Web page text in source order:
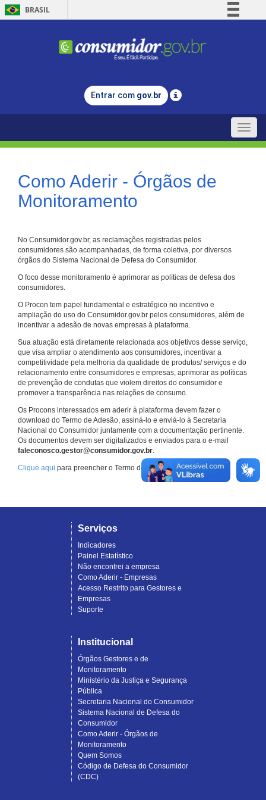
BRASIL
Comunica BR
Legislação
Entrar com gov.br
Toggle
Como Aderir - Órgãos de
Monitoramento
No Consumidor.gov.br, as reclamações registradas pelos
consumidores são acompanhadas, de forma coletiva, por diversos
órgãos do Sistema Nacional de Defesa do Consumidor.
O foco desse monitoramento é aprimorar as políticas de defesa dos
consumidores.
O Procon tem papel fundamental e estratégico no incentivo e
ampliação do uso do Consumidor.gov.br pelos consumidores, além de
incentivar a adesão de novas empresas à plataforma.
Sua atuação está diretamente relacionada aos objetivos desse serviço,
que visa ampliar o atendimento aos consumidores, incentivar a
competitividade pela melhoria da qualidade de produtos/ serviços e do
relacionamento entre consumidores e empresas, aprimorar as políticas
de prevenção de condutas que violem direitos do consumidor e
promover a transparência nas relações de consumo.
Os Procons interessados em aderir à plataforma devem fazer o
download do Termo de Adesão, assiná-lo e enviá-lo à Secretaria
Nacional do Consumidor juntamente com a documentação pertinente.
Os documentos devem ser digitalizados e enviados para o e-mail
faleconosco.gestor@consumidor.gov.br.
Clique aqui para preencher o Termo de Adesão.
Serviços
Indicadores
Painel Estatístico
Não encontrei a empresa
Como Aderir - Empresas
Acesso Restrito para Gestores e
Empresas
Suporte
Institucional
Órgãos Gestores e de
Monitoramento
Ministério da Justiça e Segurança
Pública
Secretaria Nacional do Consumidor
Sistema Nacional de Defesa do
Consumidor
Como Aderir - Órgãos de
Monitoramento
Quem Somos
Código de Defesa do Consumidor
(CDC)